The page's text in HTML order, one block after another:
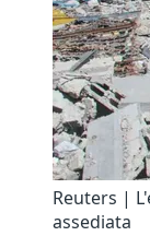
Reuters |
assediata